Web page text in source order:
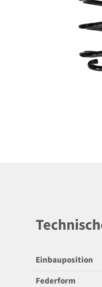
Einbauposition
Federform